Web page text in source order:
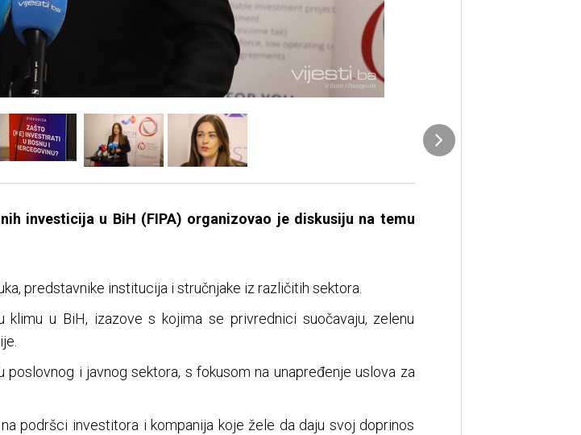
investicija u BiH (FIPA) organizovao je diskusiju na temu
predstavnike institucija i stručnjake iz različitih sektora.
klimu u BiH, izazove s kojima se privrednici suočavaju, zelenu
i javnog sektora, s fokusom na unapređenje uslova za
podršci investitora i kompanija koje žele da daju svoj doprinos